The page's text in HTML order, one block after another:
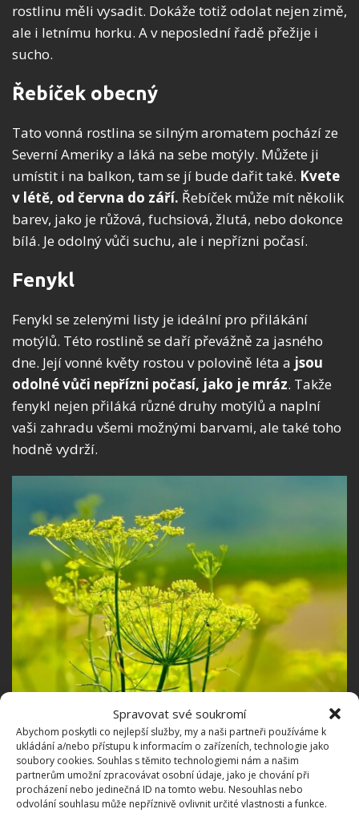
Spravovat své soukromí
Abychom poskytli co nejlepší služby, my a naši partneři používáme k
ukládání a/nebo přístupu k informacím o zařízeních, technologie jako
soubory cookies. Souhlas s těmito technologiemi nám a našim
partnerům umožní zpracovávat osobní údaje, jako je chování při
procházení nebo jedinečná ID na tomto webu. Nesouhlas nebo
odvolání souhlasu může nepříznivě ovlivnit určité vlastnosti a funkce.
rostlinu měli vysadit. Dokáže totiž odolat nejen zimě,
ale i letnímu horku. A v neposlední řadě přežije i
sucho.
Řebíček obecný
Tato vonná rostlina se silným aromatem pochází ze
Severní Ameriky a láká na sebe motýly. Můžete ji
umístit i na balkon, tam se jí bude dařit také. Kvete
v létě, od června do září. Řebíček může mít několik
barev, jako je růžová, fuchsiová, žlutá, nebo dokonce
bílá. Je odolný vůči suchu, ale i nepřízni počasí.
Fenykl
Fenykl se zelenými listy je ideální pro přilákání
motýlů. Této rostlině se daří převážně za jasného
dne. Její vonné květy rostou v polovině léta a jsou
odolné vůči nepřízni počasí, jako je mráz. Takže
fenykl nejen přiláká různé druhy motýlů a naplní
vaši zahradu všemi možnými barvami, ale také toho
hodně vydrží.
Hvězdnice
Hvězdnice je na seznamu nezbytných rostlin k
přilákání motýlů. Tyto krásně barevné zahradní